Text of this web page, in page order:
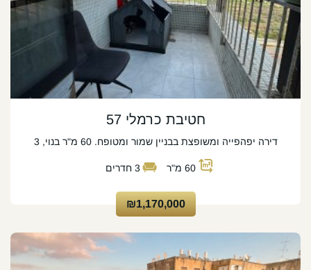
חטיבת כרמלי 57
דירה יפהפייה ומשופצת בבניין שמור ומטופח. 60 מ"ר בנוי, 3
60 מ"ר 3 חדרים
₪1,170,000